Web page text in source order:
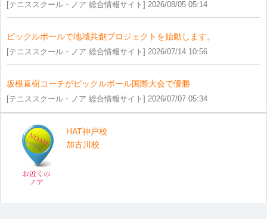
[テニススクール・ノア 総合情報サイト] 2026/08/05 05:14
ピックルボールで地域共創プロジェクトを始動します。
[テニススクール・ノア 総合情報サイト] 2026/07/14 10:56
坂根直樹コーチがピックルボール国際大会で優勝
[テニススクール・ノア 総合情報サイト] 2026/07/07 05:34
HAT神戸校
加古川校